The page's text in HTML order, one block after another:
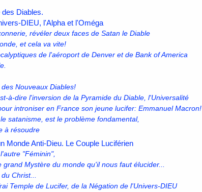
Diables.
DIEU, l'Alpha et l'Oméga
révéler deux faces de Satan le Diable
et cela va vite!
de l'aéroport de Denver et de Bank of America
Nouveaux Diables!
à-dire l'inversion de la Pyramide du Diable, l'Universalité
introniser en France son jeune lucifer: Emmanuel Macron!
satanisme, est le problème fondamental,
à résoudre
Monde Anti-Dieu. Le Couple Luciférien
"Féminin",
Mystère du monde qu'il nous faut élucider...
Christ...
Temple de Lucifer, de la Négation de l'Univers-DIEU